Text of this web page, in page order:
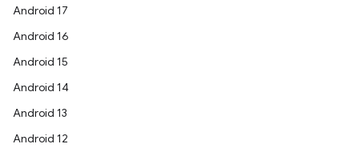
Android 17
Android 16
Android 15
Android 14
Android 13
Android 12